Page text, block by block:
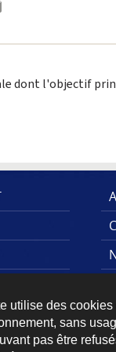
utilise des
sans
pas être
dont l'objectif